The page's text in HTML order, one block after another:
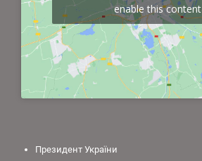
enable this content
Президент України